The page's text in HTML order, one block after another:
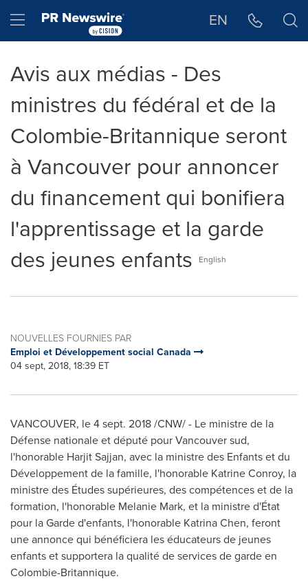
Hamburger menu EN
Avis aux médias - Des
ministres du fédéral et de la
Colombie-Britannique seront
à Vancouver pour annoncer
du financement qui bonifiera
l'apprentissage et la garde
des jeunes enfants
English
NOUVELLES FOURNIES PAR
Emploi et Développement social Canada
04 sept, 2018, 18:39 ET
VANCOUVER, le4 sept. 2018/CNW/ - Le ministre de la
Défense nationale et député pourVancouversud,
l'honorable Harjit Sajjan, avec la ministre des Enfants et du
Développement de la famille, l'honorable Katrine Conroy, la
ministre des Études supérieures, des compétences et de la
formation, l'honorable Melanie Mark, et la ministre d'État
pour la Garde d'enfants, l'honorable Katrina Chen, feront
une annonce qui bénéficiera les éducateurs de jeunes
enfants et supportera la qualité de services de garde en
Colombie-Britannique.